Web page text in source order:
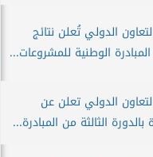
الدولي تُعلن نتائج
الوطنية للمشروعات...
الدولي تعلن عن
الثالثة من المبادرة...